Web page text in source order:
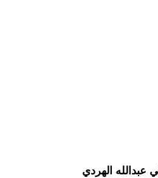
عبدالله الهردي